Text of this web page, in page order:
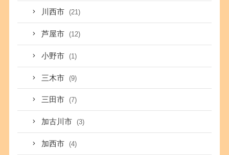
川西市 (21)
芦屋市 (12)
小野市 (1)
三木市 (9)
三田市 (7)
加古川市 (3)
加西市 (4)